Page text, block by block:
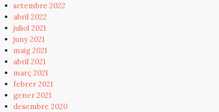
setembre 2022
abril 2022
juliol 2021
juny 2021
maig 2021
abril 2021
març 2021
febrer 2021
gener 2021
desembre 2020